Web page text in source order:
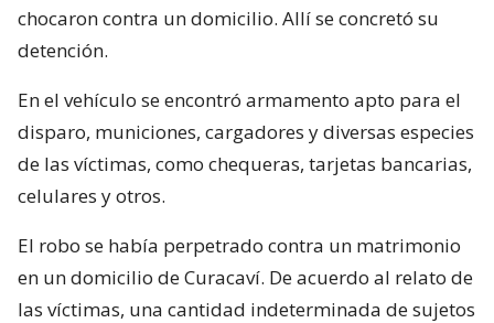
chocaron contra un domicilio. Allí se concretó su
detención.
En el vehículo se encontró armamento apto para el
disparo, municiones, cargadores y diversas especies
de las víctimas, como chequeras, tarjetas bancarias,
celulares y otros.
El robo se había perpetrado contra un matrimonio
en un domicilio de Curacaví. De acuerdo al relato de
las víctimas, una cantidad indeterminada de sujetos